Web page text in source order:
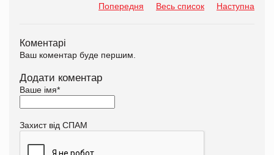
Попередня Весь список Наступна
Коментарі
Ваш коментар буде першим.
Додати коментар
Ваше імя*
Захист від СПАМ